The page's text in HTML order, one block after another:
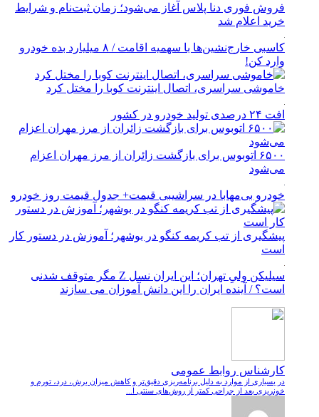
فروش فوری دنا پلاس آغاز می‌شود؛ زمان ثبت‌نام و شرایط
خرید اعلام شد
کاسبی خارج‌نشین‌ها با سهمیه اقامت / ۸ میلیارد بده خودرو
وارد کن!
خاموشی سراسری، اتصال اینترنت کوبا را مختل کرد
افت ۲۴ درصدی تولید خودرو در کشور
۶۵۰۰ اتوبوس برای بازگشت زائران از مرز مهران اعزام
می‌شود
خودرو بی‌مهابا در سراشیبی قیمت+ جدول قیمت روز خودرو
پیشگیری از تب کریمه کنگو در بوشهر؛ آموزش در دستور کار
است
سیلیکن ولیِ تهران؛ این ایران نسل Z مگر متوقف شدنی
است؟ / آینده ایران را این دانش آموزان می سازند
کارشناس روابط عمومی
در بسیاری از موارد به دلیل برنامه‌ریزی دقیق‌تر و کاهش میزان برش، درد، تورم و
خونریزی بعد از جراحی کمتر از روش‌های سنتی ا...